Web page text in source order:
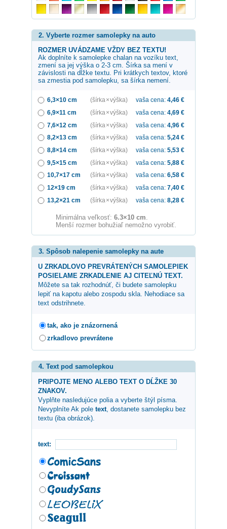
2. Vyberte rozmer samolepky na auto
ROZMER UVÁDZAME VŽDY BEZ TEXTU!
Ak doplníte k samolepke chalan na vozíku text,
zmení sa jej výška o 2-3 cm. Šírka sa mení v
závislosti na dĺžke textu. Pri krátkych textov, ktoré
sa zmestia pod samolepku, sa šírka nemení.
6,3×10 cm (šírka × výška) vaša cena: 4,46 €
6,9×11 cm
(šírka × výška) vaša cena: 4,69 €
7,6×12 cm
(šírka × výška) vaša cena: 4,96 €
8,2×13 cm
(šírka × výška) vaša cena: 5,24 €
8,8×14 cm
(šírka × výška) vaša cena: 5,53 €
9,5×15 cm
(šírka × výška) vaša cena: 5,88 €
10,7×17 cm
(šírka × výška) vaša cena: 6,58 €
12×19 cm
(šírka × výška) vaša cena: 7,40 €
13,2×21 cm
(šírka × výška) vaša cena: 8,28 €
Minimálna veľkosť: 6.3×10 cm.
Menší rozmer bohužiaľ nemožno vyrobiť.
3. Spôsob nalepenie samolepky na aute
U ZRKADLOVO PREVRÁTENÝCH SAMOLEPIEK
POSIELAME ZRKADLENIE AJ CITEĽNÚ TEXT.
Môžete sa tak rozhodnúť, či budete samolepku
lepiť na kapotu alebo zospodu skla. Nehodiace sa
text odstrihnete.
tak, ako je znázornená
zrkadlovo prevrátene
4. Text pod samolepkou
PRIPOJTE MENO ALEBO TEXT O DĹŽKE 30
ZNAKOV.
Vyplňte nasledujúce polia a vyberte štýl písma.
Nevyplníte Ak pole text, dostanete samolepku bez
textu (iba obrázok).
text: